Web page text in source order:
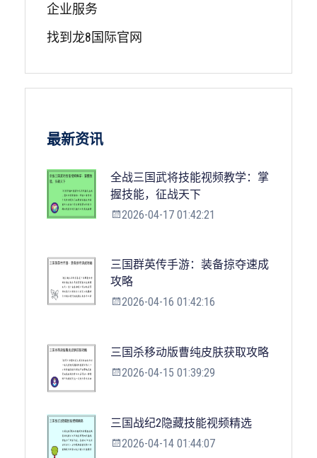
企业服务
找到龙8国际官网
最新资讯
全战三国武将技能视频教学：掌
握技能，征战天下
2026-04-17 01:42:21
三国群英传手游：装备掠夺速成
攻略
2026-04-16 01:42:16
三国杀移动版曹纯皮肤获取攻略
2026-04-15 01:39:29
三国战纪2隐藏技能视频精选
2026-04-14 01:44:07